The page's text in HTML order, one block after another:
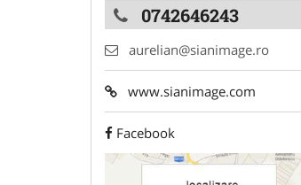
0742646243
aurelian@sianimage.ro
www.sianimage.com
Facebook